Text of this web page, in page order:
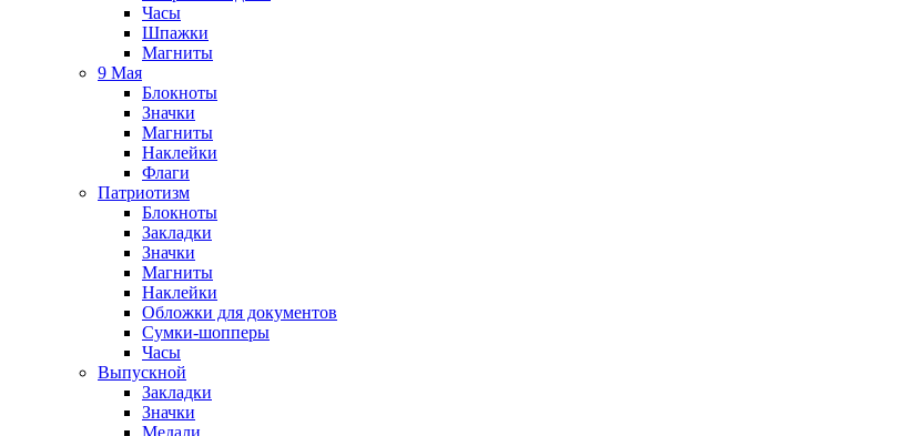
Часы
Шпажки
Магниты
9 Мая
Блокноты
Значки
Магниты
Наклейки
Флаги
Патриотизм
Блокноты
Закладки
Значки
Магниты
Наклейки
Обложки для документов
Сумки-шопперы
Часы
Выпускной
Закладки
Значки
Медали